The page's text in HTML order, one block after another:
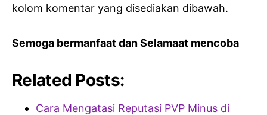
kolom komentar yang disediakan dibawah.
Semoga bermanfaat dan Selamaat mencoba
Related Posts:
Cara Mengatasi Reputasi PVP Minus di